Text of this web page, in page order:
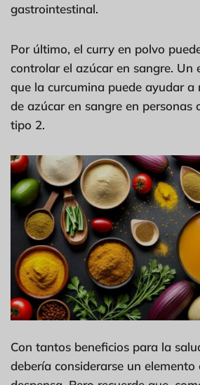
gastrointestinal.
Por último, el curry en polvo
controlar el azúcar en sangre. Un
que la curcumina puede ayudar a
de azúcar en sangre en personas
tipo 2.
Con tantos beneficios para la
debería considerarse un elemento